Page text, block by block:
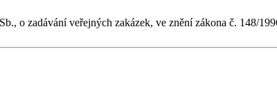
o zadávání veřejných zakázek, ve znění zákona č. 148/